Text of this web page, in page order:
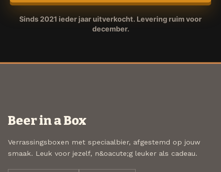
Sinds 2021 ieder jaar uitverkocht. Levering ruim voor
december.
Beer in a Box
Verrassingsboxen met speciaalbier, afgestemd op jouw
smaak. Leuk voor jezelf, n&oacute;g leuker als cadeau.